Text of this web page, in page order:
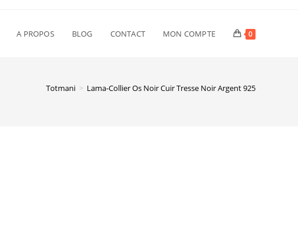
A PROPOS BLOG CONTACT MON COMPTE 0
Totmani > Lama-Collier Os Noir Cuir Tresse Noir Argent 925